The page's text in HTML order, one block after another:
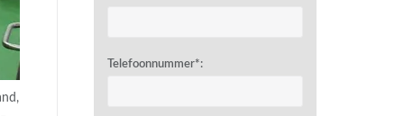
Telefoonnummer*: